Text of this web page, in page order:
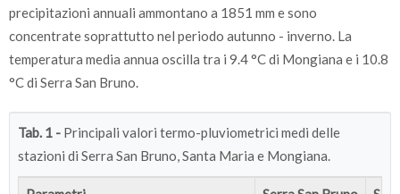
precipitazioni annuali ammontano a 1851 mm e sono
concentrate soprattutto nel periodo autunno - inverno. La
temperatura media annua oscilla tra i 9.4 °C di Mongiana e i 10.8
°C di Serra San Bruno.
Tab. 1 - Principali valori termo-pluviometrici medi delle
stazioni di Serra San Bruno, Santa Maria e Mongiana.